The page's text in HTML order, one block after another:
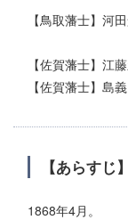
【鳥取藩士】河
【佐賀藩士】江
【佐賀藩士】島
【あらすじ】
1868年4月。